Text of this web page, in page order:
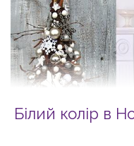
Білий колір в